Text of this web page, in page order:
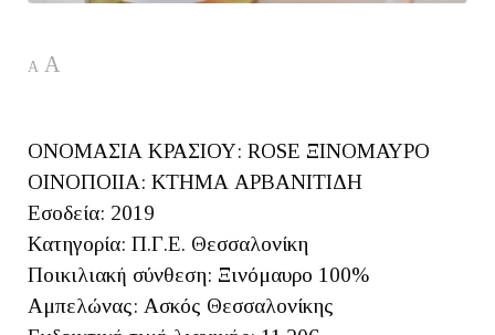
A A
ΟΝΟΜΑΣΙΑ ΚΡΑΣΙΟΥ: ROSE ΞΙΝΟΜΑΥΡΟ
ΟΙΝΟΠΟΙΙΑ: ΚΤΗΜΑ ΑΡΒΑΝΙΤΙΔΗ
Εσοδεία: 2019
Κατηγορία: Π.Γ.Ε. Θεσσαλονίκη
Ποικιλιακή σύνθεση: Ξινόμαυρο 100%
Αμπελώνας: Ασκός Θεσσαλονίκης